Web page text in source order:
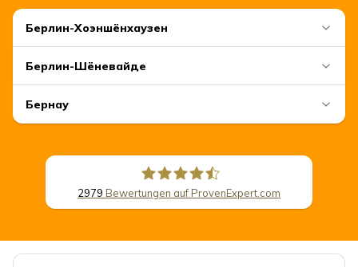
Берлин-Хоэншёнхаузен
Берлин-Шёневайде
Бернау
2979 Bewertungen auf ProvenExpert.com